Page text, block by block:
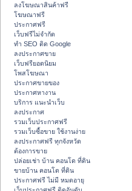
ลงโฆษณาสินค้าฟรี
โฆษณาฟรี
ประกาศฟรี
เว็บฟรีไม่จำกัด
ทำ SEO ติด Google
ลงประกาศขาย
เว็บฟรียอดนิยม
โพสโฆษณา
ประกาศขายของ
ประกาศหางาน
บริการ แนะนำเว็บ
ลงประกาศ
รวมเว็บประกาศฟรี
รวมเว็บซื้อขาย ใช้งานง่าย
ลงประกาศฟรี ทุกจังหวัด
ต้องการขาย
ปล่อยเช่า บ้าน คอนโด ที่ดิน
ขายบ้าน คอนโด ที่ดิน
ประกาศฟรี ไม่มี หมดอายุ